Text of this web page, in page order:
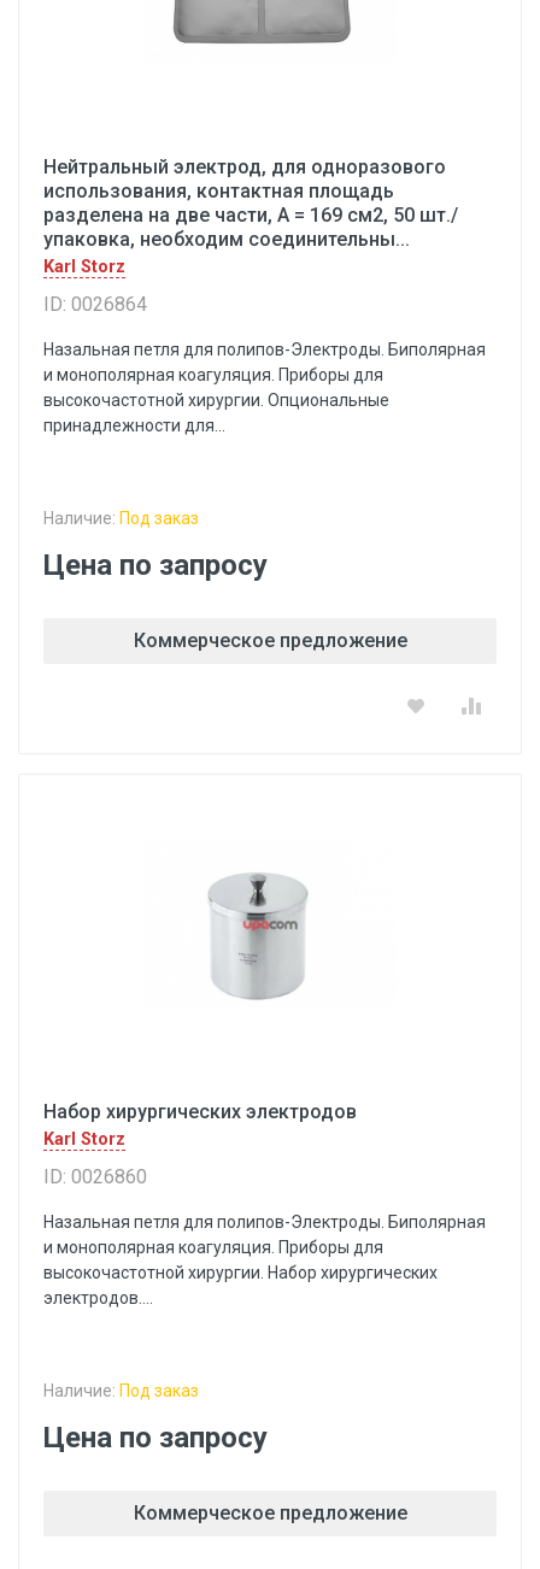
Нейтральный электрод, для одноразового
использования, контактная площадь
разделена на две части, А = 169 см2, 50 шт./
упаковка, необходим соединительны...
Karl Storz
ID: 0026864
Назальная петля для полипов-Электроды. Биполярная
и монополярная коагуляция. Приборы для
высокочастотной хирургии. Опциональные
принадлежности для...
Наличие: Под заказ
Цена по запросу
Коммерческое предложение
Набор хирургических электродов
Karl Storz
ID: 0026860
Назальная петля для полипов-Электроды. Биполярная
и монополярная коагуляция. Приборы для
высокочастотной хирургии. Набор хирургических
электродов....
Наличие: Под заказ
Цена по запросу
Коммерческое предложение